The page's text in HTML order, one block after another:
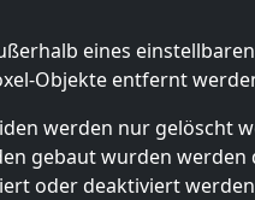
eines
Objekte entfernt
werden nur gelöscht
gebaut wurden
oder deaktiviert werden